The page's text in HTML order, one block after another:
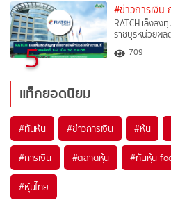
5
#ข่าวการเงิน
RATCH เล็งล
ราชบุรีหน่วยผ
709
แท็กยอดนิยม
#ทันหุ้น #ข่าวการเงิน #หุ้น
#การเงิน #ตลาดหุ้น #ทันหุ้น
#หุ้นไทย